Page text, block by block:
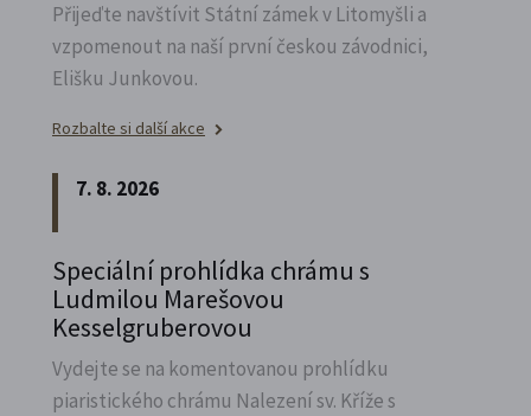
Přijeďte navštívit Státní zámek v Litomyšli a
vzpomenout na naší první českou závodnici,
Elišku Junkovou.
Rozbalte si další akce
7. 8. 2026
Speciální prohlídka chrámu s
Ludmilou Marešovou
Kesselgruberovou
Vydejte se na komentovanou prohlídku
piaristického chrámu Nalezení sv. Kříže s